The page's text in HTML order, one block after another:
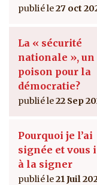
27 oct
La « sécurité
nationale », un
poison pour la
démocratie?
22 Sep
Pourquoi je l’ai
signée et vous
à la signer
21 Juil